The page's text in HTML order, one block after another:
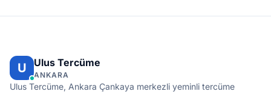
U Ulus Tercüme
ANKARA
Ulus Tercüme, Ankara Çankaya merkezli yeminli tercüme